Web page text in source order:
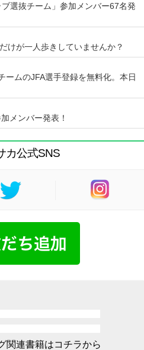
選抜チーム」参加メンバー67名発
だけが一人歩きしていませんか？
ームのJFA選手登録を無料化。本日
メンバー発表！
カ公式SNS
関連書籍はコチラから